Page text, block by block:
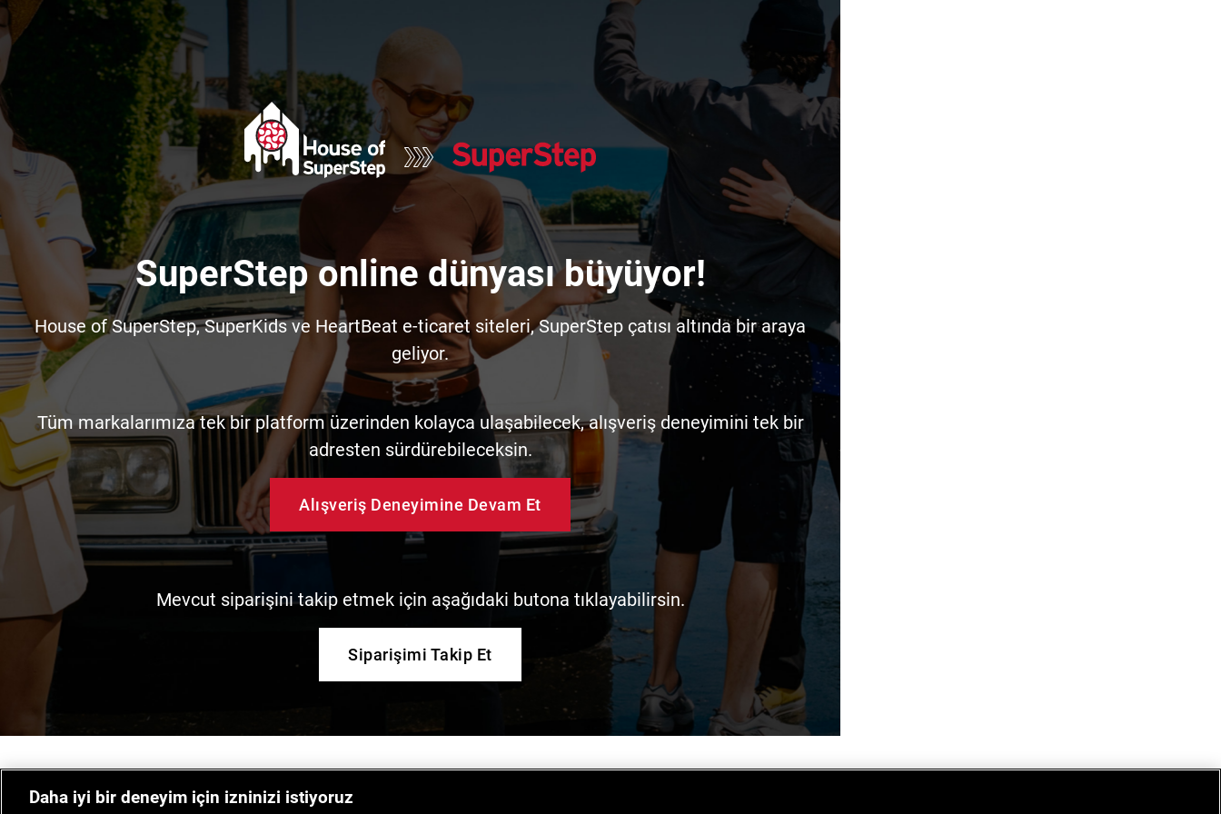
SuperStep online dünyası büyüyor!
House of SuperStep, SuperKids ve HeartBeat e-ticaret siteleri, SuperStep çatısı altında bir araya
geliyor.
Tüm markalarımıza tek bir platform üzerinden kolayca ulaşabilecek, alışveriş deneyimini tek bir
adresten sürdürebileceksin.
Alışveriş Deneyimine Devam Et
Mevcut siparişini takip etmek için aşağıdaki butona tıklayabilirsin.
Siparişimi Takip Et
Daha iyi bir deneyim için izninizi istiyoruz